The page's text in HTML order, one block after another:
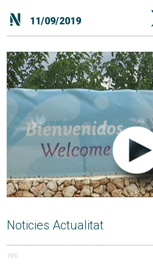
11/09/2019
Noticies Actualitat
195